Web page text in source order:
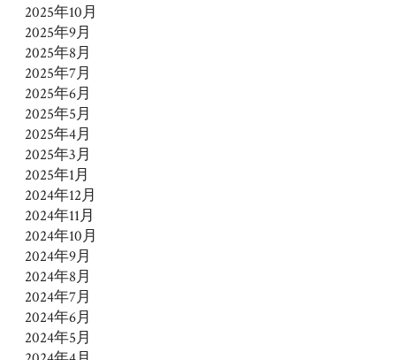
2025年10月
2025年9月
2025年8月
2025年7月
2025年6月
2025年5月
2025年4月
2025年3月
2025年1月
2024年12月
2024年11月
2024年10月
2024年9月
2024年8月
2024年7月
2024年6月
2024年5月